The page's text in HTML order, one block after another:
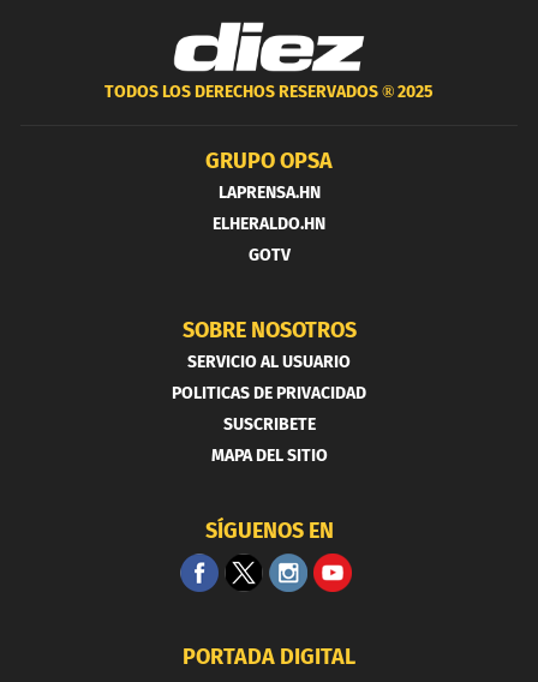
TODOS LOS DERECHOS RESERVADOS ®2025
GRUPO OPSA
LAPRENSA.HN
ELHERALDO.HN
GOTV
SOBRE NOSOTROS
SERVICIO AL USUARIO
POLITICAS DE PRIVACIDAD
SUSCRIBETE
MAPA DEL SITIO
SÍGUENOS EN
PORTADA DIGITAL